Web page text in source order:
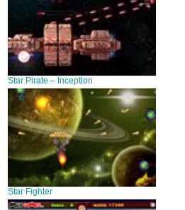
Star Pirate – Inception
Star Fighter